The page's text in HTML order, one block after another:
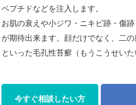
ペプチドなどを注入します。
お肌の衰えや小ジワ・ニキビ跡・傷
が期待出来ます。顔だけでなく、二
といった毛孔性苔癬（もうこうせい
今すぐ相談したい方